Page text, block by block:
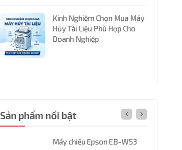
Kinh Nghiệm Chọn Mua Máy
Hủy Tài Liệu Phù Hợp Cho
Doanh Nghiệp
Sản phẩm nổi bật
Máy chiếu Epson EB-W53